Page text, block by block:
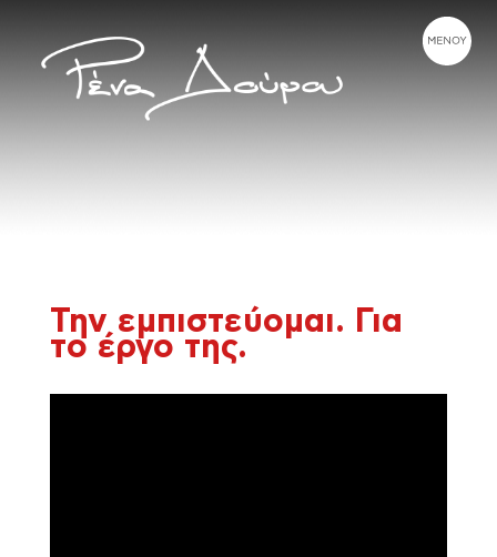
Την εμπιστεύομαι. Για
το έργο της.